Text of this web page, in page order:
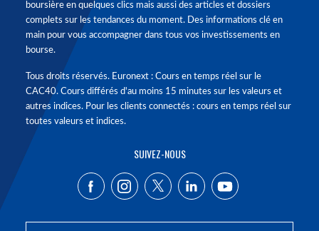
boursière en quelques clics mais aussi des articles et dossiers
complets sur les tendances du moment. Des informations clé en
main pour vous accompagner dans tous vos investissements en
bourse.
Tous droits réservés. Euronext : Cours en temps réel sur le
CAC40. Cours différés d'au moins 15 minutes sur les valeurs et
autres indices. Pour les clients connectés : cours en temps réel sur
toutes valeurs et indices.
SUIVEZ-NOUS